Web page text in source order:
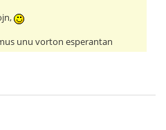
unu vorton esperantan